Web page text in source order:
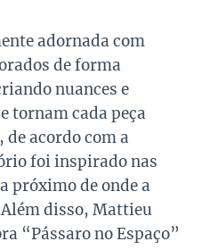
adornada com
de forma
nuances e
tornam cada peça
acordo com a
foi inspirado nas
próximo de onde a
disso, Mattieu
“Pássaro no Espaço”